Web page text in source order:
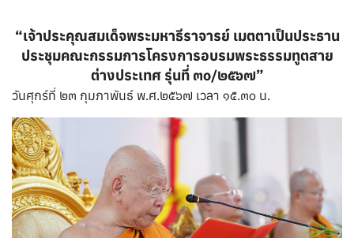
“เจ้าประคุณสมเด็จพระมหาธีราจารย์ เมตตาเป็นประธาน
ประชุมคณะกรรมการโครงการอบรมพระธรรมทูตสาย
ต่างประเทศ รุ่นที่ ๓๐/๒๕๖๗”
วันศุกร์ที่ ๒๓ กุมภาพันธ์ พ.ศ.๒๕๖๗ เวลา ๑๕.๓๐ น.